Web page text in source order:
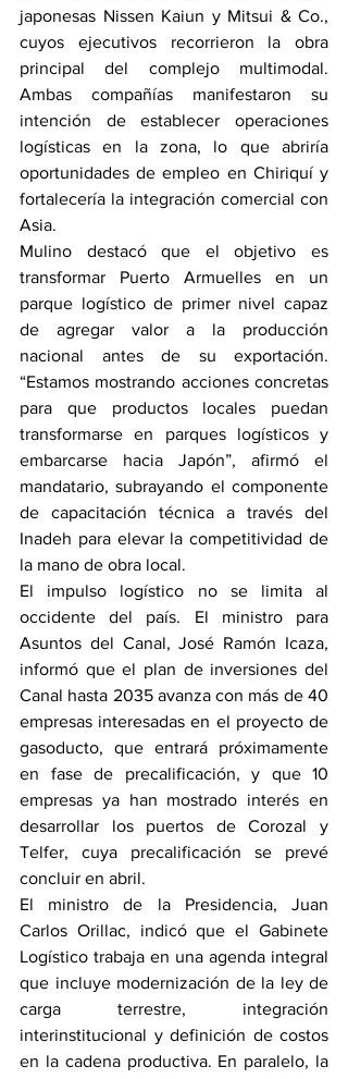
japonesas Nissen Kaiun y Mitsui & Co.,
cuyos ejecutivos recorrieron la obra
principal del complejo multimodal.
Ambas compañías manifestaron su
intención de establecer operaciones
logísticas en la zona, lo que abriría
oportunidades de empleo en Chiriquí y
fortalecería la integración comercial con
Asia.
Mulino destacó que el objetivo es
transformar Puerto Armuelles en un
parque logístico de primer nivel capaz
de agregar valor a la producción
nacional antes de su exportación.
“Estamos mostrando acciones concretas
para que productos locales puedan
transformarse en parques logísticos y
embarcarse hacia Japón”, afirmó el
mandatario, subrayando el componente
de capacitación técnica a través del
Inadeh para elevar la competitividad de
la mano de obra local.
El impulso logístico no se limita al
occidente del país. El ministro para
Asuntos del Canal, José Ramón Icaza,
informó que el plan de inversiones del
Canal hasta 2035 avanza con más de 40
empresas interesadas en el proyecto de
gasoducto, que entrará próximamente
en fase de precalificación, y que 10
empresas ya han mostrado interés en
desarrollar los puertos de Corozal y
Telfer, cuya precalificación se prevé
concluir en abril.
El ministro de la Presidencia, Juan
Carlos Orillac, indicó que el Gabinete
Logístico trabaja en una agenda integral
que incluye modernización de la ley de
carga terrestre, integración
interinstitucional y definición de costos
en la cadena productiva. En paralelo, la